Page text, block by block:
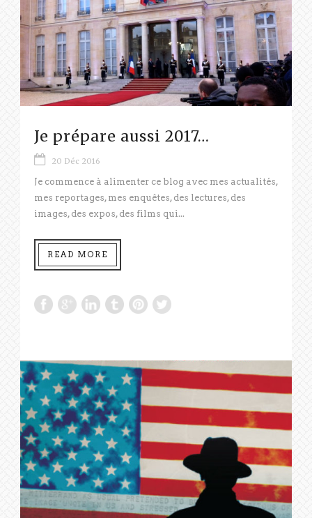
Je prépare aussi 2017…
20 Déc 2016
Je commence à alimenter ce blog avec mes actualités,
mes reportages, mes enquêtes, des lectures, des
images, des expos, des films qui...
READ MORE